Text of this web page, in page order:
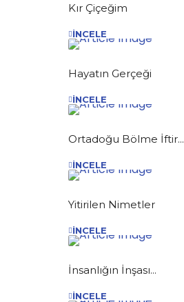
Kır Çiçeğim
İNCELE
Hayatın Gerçeği
İNCELE
Ortadoğu Bölme İftir...
İNCELE
Yitirilen Nimetler
İNCELE
İnsanlığın İnşası...
İNCELE